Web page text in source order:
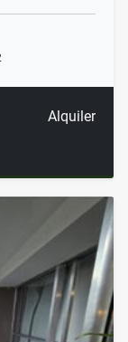
Alquiler